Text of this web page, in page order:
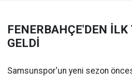
FENERBAHÇE'DEN İLK
GELDİ
Samsunspor'un yeni sezon